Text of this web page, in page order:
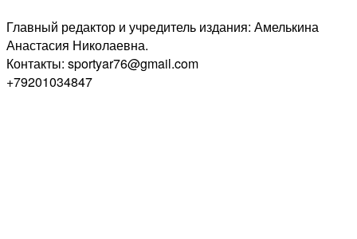
Главный редактор и учредитель издания: Амелькина
Анастасия Николаевна.
Контакты: sportyar76@gmail.com
+79201034847